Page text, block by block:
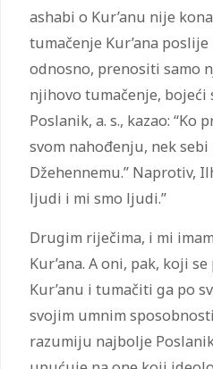
ashabi o Kur’anu nije
tumačenje Kur’ana
odnosno, prenositi samo
njihovo tumačenje, bojeći
Poslanik, a. s., kazao: “Ko
svom nahođenju, nek
Džehennemu.” Naprotiv,
ljudi i mi smo ljudi.”
Drugim riječima, i mi
Kur’ana. A oni, pak, koji
Kur’anu i tumačiti ga po
svojim umnim
razumiju najbolje